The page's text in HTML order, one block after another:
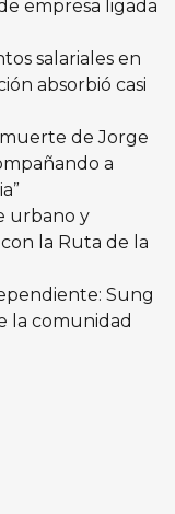
empresa ligada
salariales en
absorbió casi
de Jorge
a
urbano y
la Ruta de la
Sung
la comunidad